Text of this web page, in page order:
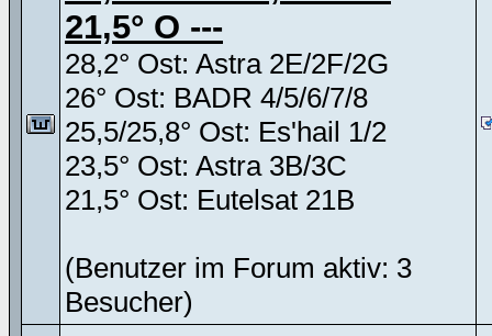
21,5° O ---
28,2° Ost: Astra 2E/2F/2G
26° Ost: BADR 4/5/6/7/8
25,5/25,8° Ost: Es'hail 1/2
23,5° Ost: Astra 3B/3C
21,5° Ost: Eutelsat 21B
(Benutzer im Forum aktiv: 3
Besucher)